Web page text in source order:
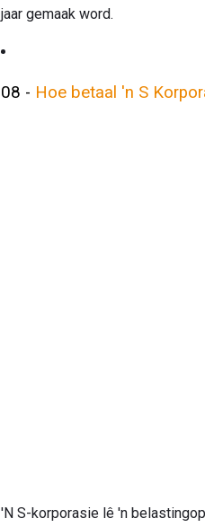
jaar gemaak word.
08 - Hoe betaal 'n S
'N S-korporasie lê 'n